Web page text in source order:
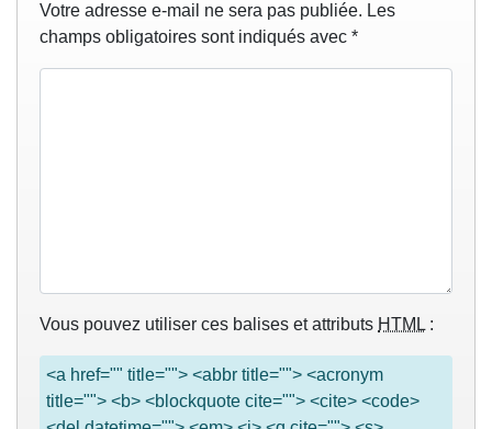
Votre adresse e-mail ne sera pas publiée. Les
champs obligatoires sont indiqués avec *
Vous pouvez utiliser ces balises et attributs HTML :
<a href="" title=""> <abbr title=""> <acronym
title=""> <b> <blockquote cite=""> <cite> <code>